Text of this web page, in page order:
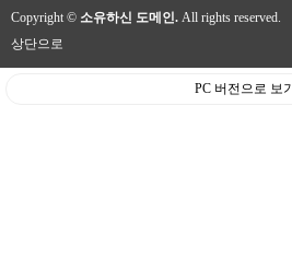
Copyright © 소유하신 도메인. All rights reserved.
상단으로
PC 버전으로 보기